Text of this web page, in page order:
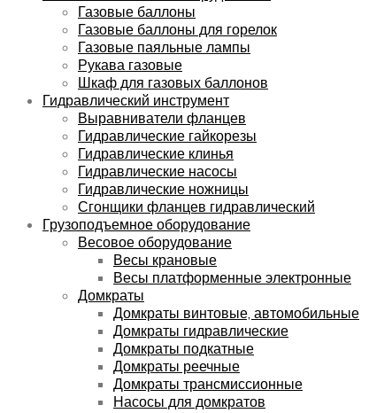
Газовые баллоны
Газовые баллоны для горелок
Газовые паяльные лампы
Рукава газовые
Шкаф для газовых баллонов
Гидравлический инструмент
Выравниватели фланцев
Гидравлические гайкорезы
Гидравлические клинья
Гидравлические насосы
Гидравлические ножницы
Сгонщики фланцев гидравлический
Грузоподъемное оборудование
Весовое оборудование
Весы крановые
Весы платформенные электронные
Домкраты
Домкраты винтовые, автомобильные
Домкраты гидравлические
Домкраты подкатные
Домкраты реечные
Домкраты трансмиссионные
Насосы для домкратов